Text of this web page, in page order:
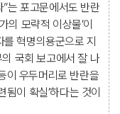
는 포고문에서도 반란
의 모략적 이상물’이
혁명의용군으로 지
국회 보고에서 잘 나
이 우두머리로 반란을
이 확실’하다는 것이